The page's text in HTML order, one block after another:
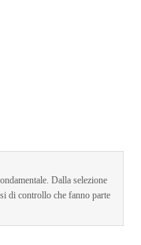
Dalla selezione
di controllo che fanno parte